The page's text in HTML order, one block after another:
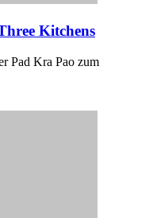
Kitchens
Pad Kra Pao zum